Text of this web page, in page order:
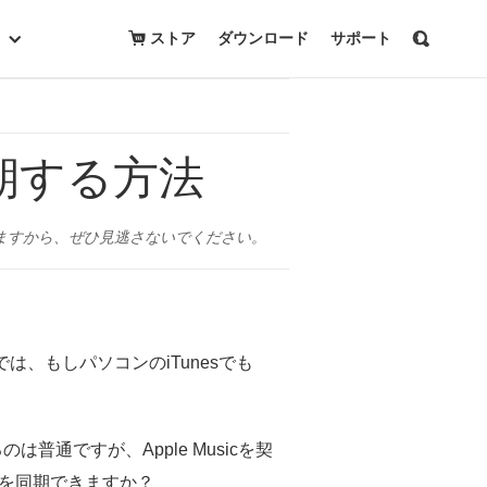
ストア ダウンロード サポート
無料トライアルを開始 購入
する方法
から、ぜひ見逃さないでください。
、もしパソコンのiTunesでも
は普通ですが、Apple Musicを契
同期できますか？